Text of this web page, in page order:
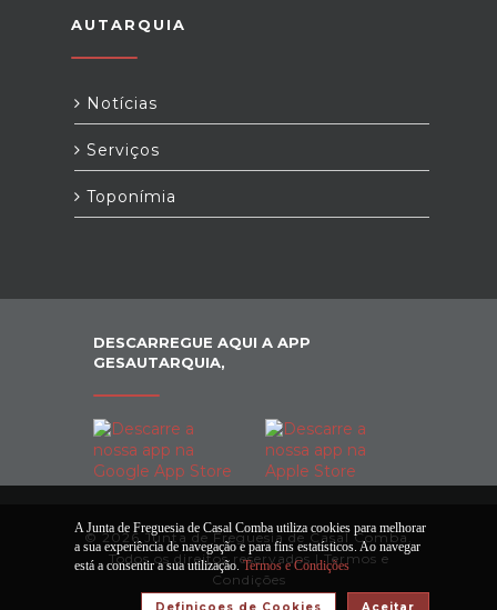
AUTARQUIA
Notícias
Serviços
Toponímia
DESCARREGUE AQUI A APP
GESAUTARQUIA,
© 2026 Junta de Freguesia de Casal Comba.
Todos os direitos reservados |Termos e
Condições
A Junta de Freguesia de Casal Comba utiliza cookies para melhorar
a sua experiência de navegação e para fins estatísticos. Ao navegar
está a consentir a sua utilização.Termos e Condições